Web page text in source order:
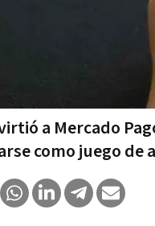
a Mercado
como juego de